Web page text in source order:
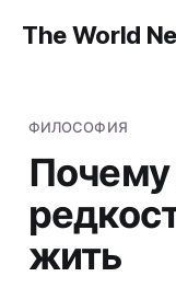
The World
ФИЛОСОФИЯ
жить